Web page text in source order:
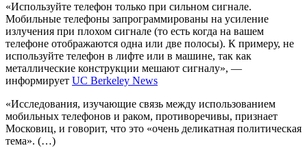
«Используйте телефон только при сильном сигнале.
Мобильные телефоны запрограммированы на усиление
излучения при плохом сигнале (то есть когда на вашем
телефоне отображаются одна или две полосы). К примеру, не
используйте телефон в лифте или в машине, так как
металлические конструкции мешают сигналу», —
информирует UC Berkeley News
«Исследования, изучающие связь между использованием
мобильных телефонов и раком, противоречивы, признает
Московиц, и говорит, что это «очень деликатная политическая
тема». (…)